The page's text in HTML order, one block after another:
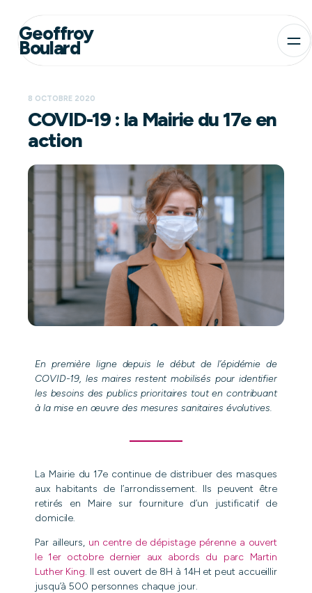
Geoffroy
Boulard
8 OCTOBRE 2020
COVID-19 : la Mairie du 17e en
action
En première ligne depuis le début de l’épidémie de
COVID-19, les maires restent mobilisés pour identifier
les besoins des publics prioritaires tout en contribuant
à la mise en œuvre des mesures sanitaires évolutives.
La Mairie du 17e continue de distribuer des masques
aux habitants de l’arrondissement. Ils peuvent être
retirés en Maire sur fourniture d’un justificatif de
domicile.
Par ailleurs, un centre de dépistage pérenne a ouvert
le 1er octobre dernier aux abords du parc Martin
Luther King. Il est ouvert de 8H à 14H et peut accueillir
jusqu’à 500 personnes chaque jour.